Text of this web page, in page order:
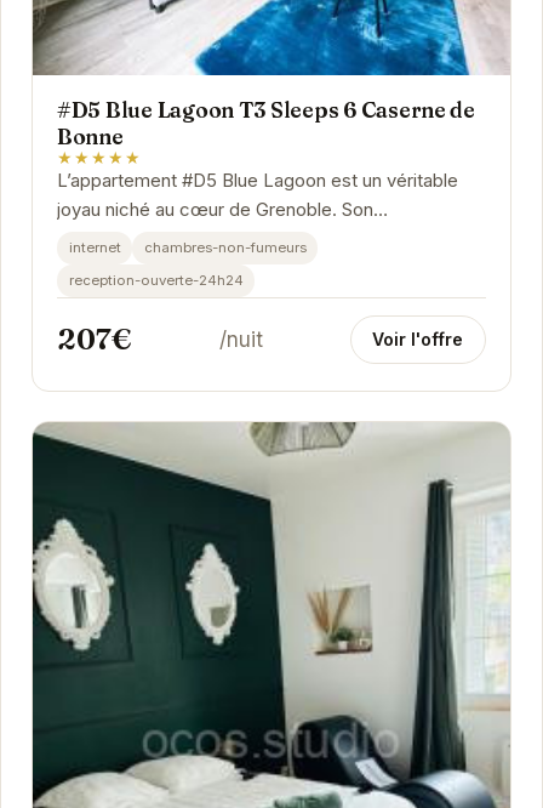
#D5 Blue Lagoon T3 Sleeps 6 Caserne de
Bonne
★★★★★
L’appartement #D5 Blue Lagoon est un véritable
joyau niché au cœur de Grenoble. Son
emplacement privilégié vous permet de profiter
internet
chambres-non-fumeurs
reception-ouverte-24h24
207€ /nuit Voir l'offre